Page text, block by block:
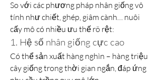
So với các phương pháp nhân giống vô
tính như chiết, ghép, giâm cành… nuôi
cấy mô có nhiều ưu thế rõ rệt:
1. Hệ số nhân giống cực cao
Có thể sản xuất hàng nghìn – hàng triệu
cây giống trong thời gian ngắn, đáp ứng